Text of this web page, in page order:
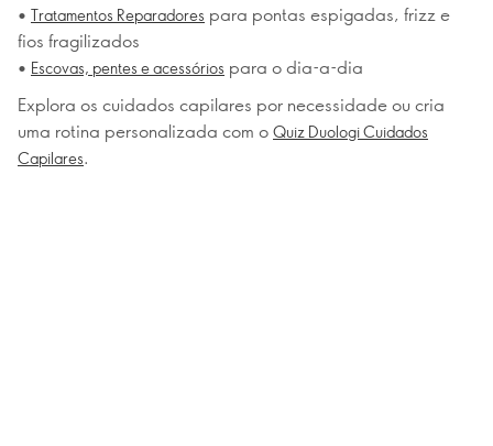
• Tratamentos Reparadores para pontas espigadas, frizz e
fios fragilizados
• Escovas, pentes e acessórios para o dia-a-dia
Explora os cuidados capilares por necessidade ou cria
uma rotina personalizada com o Quiz Duologi Cuidados
Capilares.